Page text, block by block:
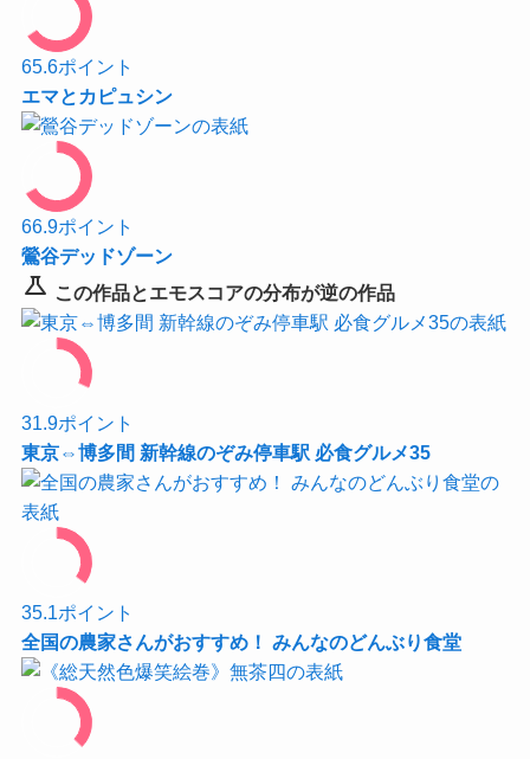
65.6ポイント
エマとカピュシン
66.9ポイント
鶯谷デッドゾーン
science この作品とエモスコアの分布が逆の作品
31.9ポイント
東京⇔博多間 新幹線のぞみ停車駅 必食グルメ35
35.1 ポイント
全国の農家さんがおすすめ！ みんなのどんぶり食堂